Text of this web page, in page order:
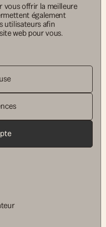
Retour aux
vous offrir la meilleure
également
utilisateurs afin
web pour vous.